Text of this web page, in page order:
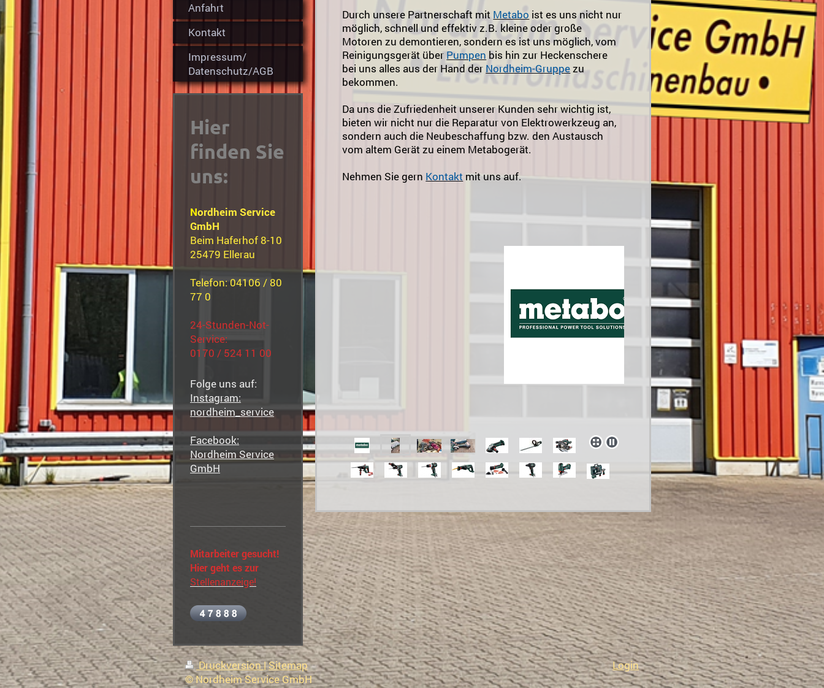
Anfahrt
Kontakt
Impressum/
Datenschutz/AGB
Hier
finden Sie
uns:
Nordheim Service
GmbH
Beim Haferhof 8-10
25479 Ellerau
Telefon: 04106 / 80
77 0
24-Stunden-Not-
Service:
0170 / 524 11 00
Folge uns auf:
Instagram:
nordheim_service
Facebook:
Nordheim Service
GmbH
Mitarbeiter gesucht!
Hier geht es zur
Stellenanzeige!
Durch unsere Partnerschaft mit Metabo ist es uns nicht nur
möglich, schnell und effektiv z.B. kleine oder große
Motoren zu demontieren, sondern es ist uns möglich, vom
Reinigungsgerät überPumpen bis hin zur Heckenschere
bei uns alles aus der Hand der Nordheim-Gruppezu
bekommen.
Da uns die Zufriedenheit unserer Kunden sehr wichtig ist,
bieten wir nicht nur die Reparatur von Elektrowerkzeug an,
sondern auch die Neubeschaffung bzw. den Austausch
vom altem Gerät zu einem Metabogerät.
Nehmen Siegern Kontakt mit uns auf.
Druckversion|Sitemap
© Nordheim Service GmbH
Login